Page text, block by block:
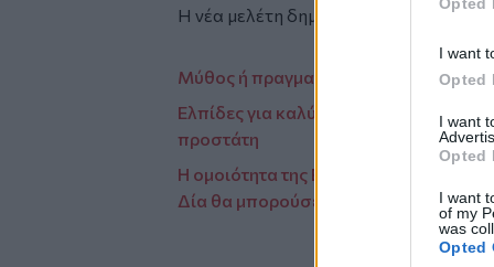
I want
Opted
I want
Opted
I want
of my
was
Opted
Η νέα μελέτη δημοσιεύθηκε στο
Μύθος ή πραγματικότητα ότι τα
Ελπίδες για καλύτερη πρόληψη και
προστάτη
Η ομοιότητα της Ευρώπης με τη
Δία θα μπορούσε να φιλοξενεί ζωή